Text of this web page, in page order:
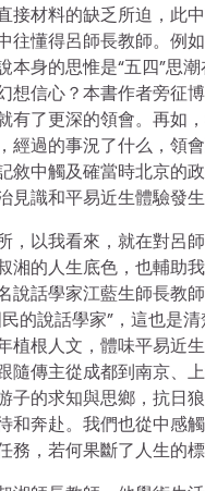
接材料的缺乏所迫，此
往懂得呂師長教師。例
本身的思惟是“五四”思
想信心？本書作者旁征
有了更深的領會。再如
經過的事況了什么，領
敘中觸及確當時北京的
識和平易近生體驗發生
，以我看來，就在對呂
湘的人生底色，也輔助
說話學家江藍生師長教
的說話學家”，這也是
植根人文，體味平易近
隨傳主從成都到南京、
子的求知與思鄉，抗日
和奔赴。我們也從中感
，若何果斷了人生的標